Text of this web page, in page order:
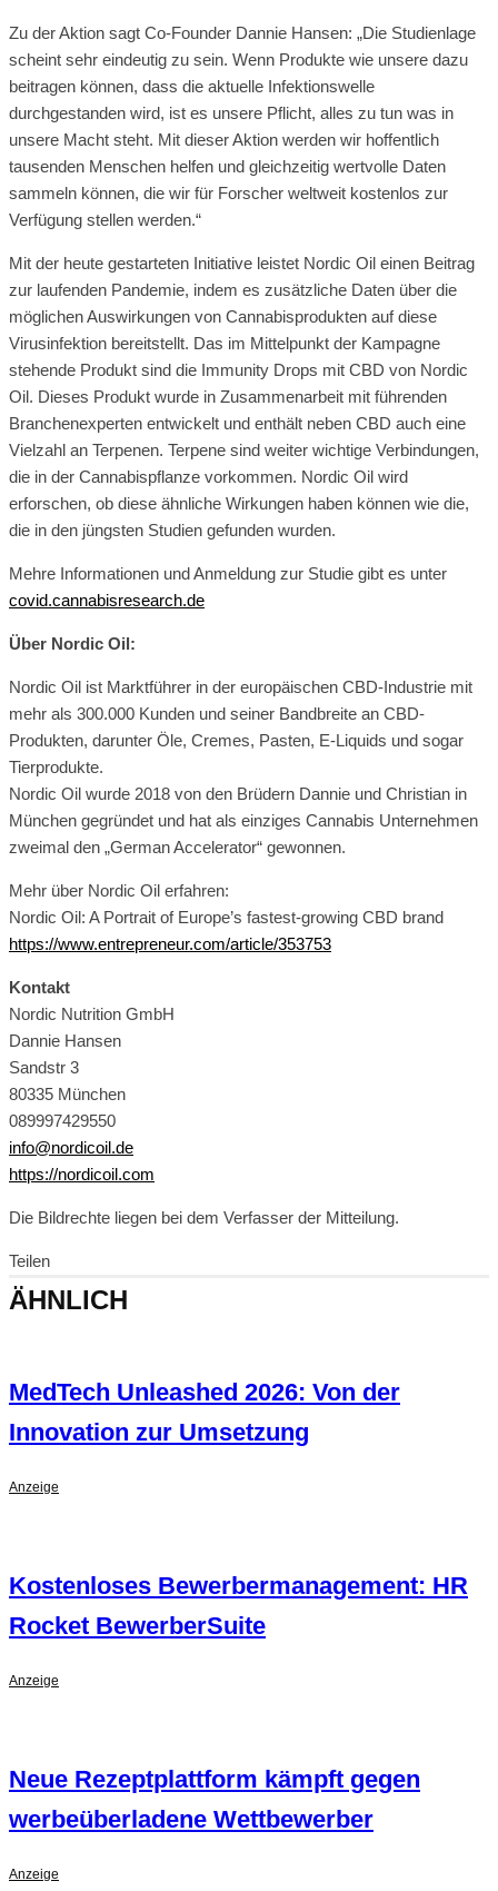
Zu der Aktion sagt Co-Founder Dannie Hansen: „Die Studienlage
scheint sehr eindeutig zu sein. Wenn Produkte wie unsere dazu
beitragen können, dass die aktuelle Infektionswelle
durchgestanden wird, ist es unsere Pflicht, alles zu tun was in
unsere Macht steht. Mit dieser Aktion werden wir hoffentlich
tausenden Menschen helfen und gleichzeitig wertvolle Daten
sammeln können, die wir für Forscher weltweit kostenlos zur
Verfügung stellen werden.“
Mit der heute gestarteten Initiative leistet Nordic Oil einen Beitrag
zur laufenden Pandemie, indem es zusätzliche Daten über die
möglichen Auswirkungen von Cannabisprodukten auf diese
Virusinfektion bereitstellt. Das im Mittelpunkt der Kampagne
stehende Produkt sind die Immunity Drops mit CBD von Nordic
Oil. Dieses Produkt wurde in Zusammenarbeit mit führenden
Branchenexperten entwickelt und enthält neben CBD auch eine
Vielzahl an Terpenen. Terpene sind weiter wichtige Verbindungen,
die in der Cannabispflanze vorkommen. Nordic Oil wird
erforschen, ob diese ähnliche Wirkungen haben können wie die,
die in den jüngsten Studien gefunden wurden.
Mehre Informationen und Anmeldung zur Studie gibt es unter
covid.cannabisresearch.de
Über Nordic Oil:
Nordic Oil ist Marktführer in der europäischen CBD-Industrie mit
mehr als 300.000 Kunden und seiner Bandbreite an CBD-
Produkten, darunter Öle, Cremes, Pasten, E-Liquids und sogar
Tierprodukte.
Nordic Oil wurde 2018 von den Brüdern Dannie und Christian in
München gegründet und hat als einziges Cannabis Unternehmen
zweimal den „German Accelerator“ gewonnen.
Mehr über Nordic Oil erfahren:
Nordic Oil: A Portrait of Europe’s fastest-growing CBD brand
https://www.entrepreneur.com/article/353753
Kontakt
Nordic Nutrition GmbH
Dannie Hansen
Sandstr 3
80335 München
089997429550
info@nordicoil.de
https://nordicoil.com
Die Bildrechte liegen bei dem Verfasser der Mitteilung.
Teilen
ÄHNLICH
MedTech Unleashed 2026: Von der
Innovation zur Umsetzung
Anzeige
Kostenloses Bewerbermanagement: HR
Rocket BewerberSuite
Anzeige
Neue Rezeptplattform kämpft gegen
werbeüberladene Wettbewerber
Anzeige